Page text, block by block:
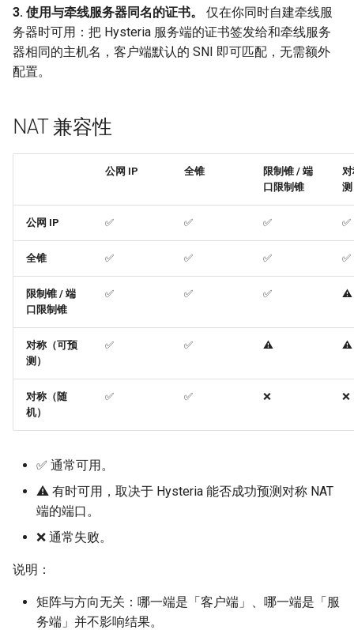
3. 使用与牵线服务器同名的证书。
仅在你同时自建牵线服
务器时可用：把 Hysteria 服务端的证书签发给和牵线服务
器相同的主机名，客户端默认的 SNI 即可匹配，无需额外
配置。
NAT 兼容性
公网 IP 全锥
限制锥 / 端
口限制锥
公网 IP ✅ ✅ ✅ ✅
全锥 ✅ ✅ ✅ ✅
限制锥 / 端
口限制锥
✅ ✅ ✅ ⚠️
对称（可预
测）
✅ ✅ ⚠️ ⚠️
对称（随
机）
✅ ✅ ❌ ❌
✅ 通常可用。
⚠️ 有时可用，取决于 Hysteria 能否成功预测对称 NAT
端的端口。
❌ 通常失败。
说明：
矩阵与方向无关：哪一端是「客户端」、哪一端是「服
务端」并不影响结果。